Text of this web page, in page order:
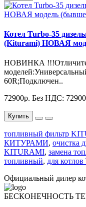
Котел Turbo-35
(Kiturami) НОВАЯ
НОВИНКА
60R;Подключен..
72900р. Без НДС:
Купить
топливный фильтр
КИТУРАМИ, очистка
KITURAMI, замена
топливный, для
Официальный дилер
БЕСКОНЕЧНОСТЬ